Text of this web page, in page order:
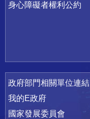
身心障礙者權利公約
政府部門相關單位連結
我的E政府
國家發展委員會